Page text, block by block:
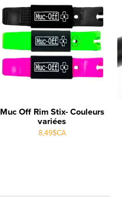
Muc Off Rim Stix- Couleurs
variées
8,49$CA